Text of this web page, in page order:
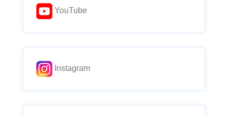
YouTube
Instagram